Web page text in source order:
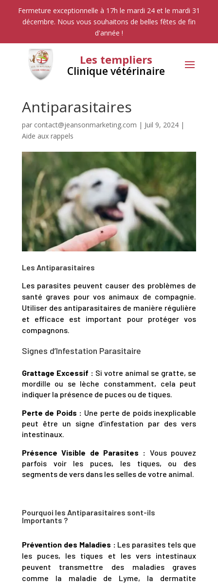
Fermeture exceptionnelle à 17h le mardi 24 et le mardi 31
décembre. Nous vous souhaitons de belles fêtes de fin
d'année !
Les templiers
Clinique vétérinaire
Antiparasitaires
par contact@jeansonmarketing.com | Juil 9, 2024|
Aide aux rappels
Les Antiparasitaires
Les parasites peuvent causer des problèmes de
santé graves pour vos animaux de compagnie.
Utiliser des antiparasitaires de manière régulière
et efficace est important pour protéger vos
compagnons.
Signes d’Infestation Parasitaire
Grattage Excessif : Si votre animal se gratte, se
mordille ou se lèche constamment, cela peut
indiquer la présence de puces ou de tiques.
Perte de Poids : Une perte de poids inexplicable
peut être un signe d’infestation par des vers
intestinaux.
Présence Visible de Parasites : Vous pouvez
parfois voir les puces, les tiques, ou des
segments de vers dans les selles de votre animal.
Pourquoi les Antiparasitaires sont-ils
Importants ?
Prévention des Maladies : Les parasites tels que
les puces, les tiques et les vers intestinaux
peuvent transmettre des maladies graves
comme la maladie de Lyme, la dermatite